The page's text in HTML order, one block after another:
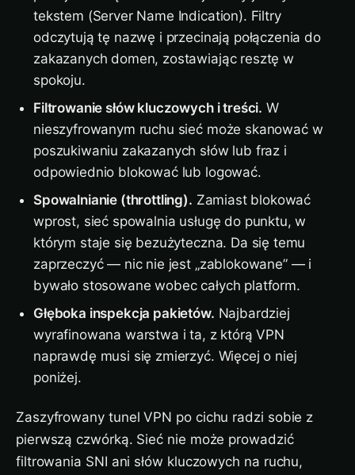
tekstem (Server Name Indication). Filtry
odczytują tę nazwę i przecinają połączenia do
zakazanych domen, zostawiając resztę w
spokoju.
Filtrowanie słów kluczowych i treści. W
nieszyfrowanym ruchu sieć może skanować w
poszukiwaniu zakazanych słów lub fraz i
odpowiednio blokować lub logować.
Spowalnianie (throttling). Zamiast blokować
wprost, sieć spowalnia usługę do punktu, w
którym staje się bezużyteczna. Da się temu
zaprzeczyć — nic nie jest „zablokowane” — i
bywało stosowane wobec całych platform.
Głęboka inspekcja pakietów. Najbardziej
wyrafinowana warstwa i ta, z którą VPN
naprawdę musi się zmierzyć. Więcej o niej
poniżej.
Zaszyfrowany tunel VPN po cichu radzi sobie z
pierwszą czwórką. Sieć nie może prowadzić
filtrowania SNI ani słów kluczowych na ruchu,